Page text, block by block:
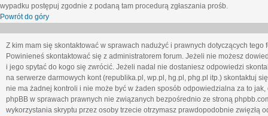
wypadku postępuj zgodnie z podaną tam procedurą zgłaszania prośb.
Powrót do góry
Z kim mam się skontaktować w sprawach nadużyć i prawnych dotyczących tego
Powinieneś skontaktować się z administratorem forum. Jeżeli nie możesz
i jego spytać do kogo się zwrócić. Jeżeli nadal nie dostaniesz odpowiedzi
na serwerze darmowych kont (republika.pl, wp.pl, hg.pl, phg.pl itp.) skontaktuj
nie ma żadnej kontroli i nie może być w żaden sposób odpowiedzialna za to
phpBB w sprawach prawnych nie związanych bezpośrednio ze stroną
wykorzystania skryptu przez osoby trzecie otrzymasz prawdopodobnie zwięzłą